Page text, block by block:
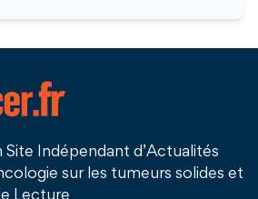
Site Indépendant d’Actualités
sur les tumeurs solides et
Lecture